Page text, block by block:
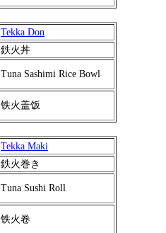
Tekka Don
鉄火丼
Tuna Sashimi Rice Bowl
铁火盖饭
Tekka Maki
鉄火巻き
Tuna Sushi Roll
铁火卷